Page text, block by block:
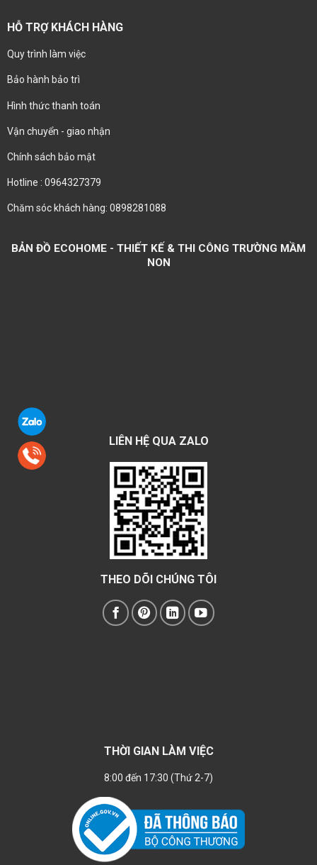
HỖ TRỢ KHÁCH HÀNG
Quy trình làm việc
Bảo hành bảo trì
Hình thức thanh toán
Vận chuyển - giao nhận
Chính sách bảo mật
Hotline : 0964327379
Chăm sóc khách hàng: 0898281088
BẢN ĐỒ ECOHOME - THIẾT KẾ & THI CÔNG TRƯỜNG MẦM
NON
LIÊN HỆ QUA ZALO
THEO DÕI CHÚNG TÔI
THỜI GIAN LÀM VIỆC
8:00 đến 17:30 (Thứ 2-7)